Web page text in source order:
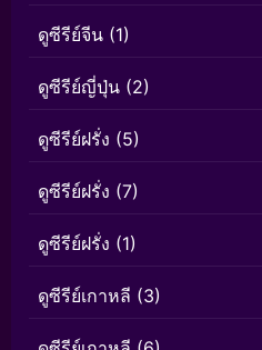
ดูซีรีย์จีน (1)
ดูซีรีย์ญี่ปุ่น (2)
ดูซีรีย์ฝรั่ง (5)
ดูซีรีย์ฝรั่ง (7)
ดูซีรีย์ฝรั่ง (1)
ดูซีรีย์เกาหลี (3)